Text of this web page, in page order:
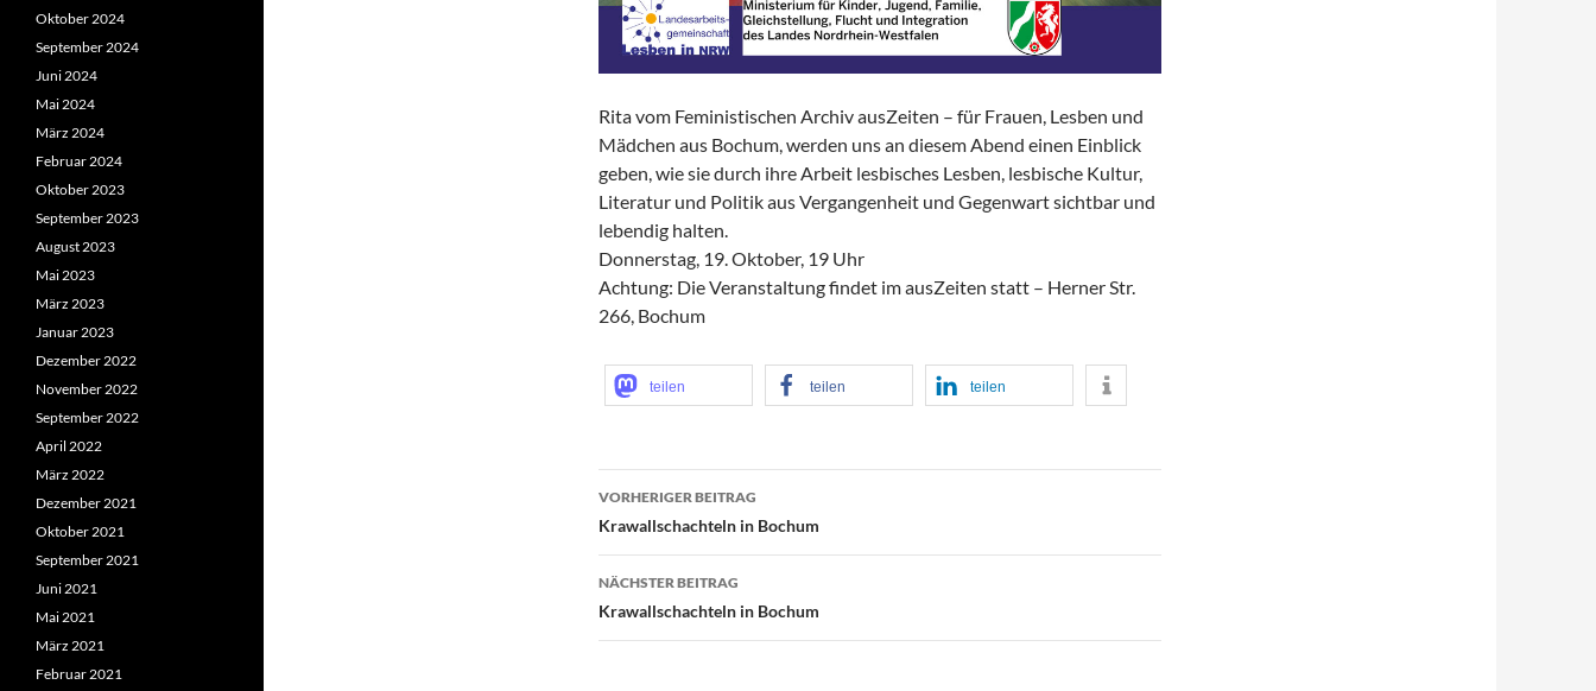
Rita vom Feministischen Archiv ausZeiten – für Frauen, Lesben und
Mädchen aus Bochum, werden uns an diesem Abend einen Einblick
geben, wie sie durch ihre Arbeit lesbisches Lesben, lesbische Kultur,
Literatur und Politik aus Vergangenheit und Gegenwart sichtbar und
lebendig halten.
Donnerstag, 19. Oktober, 19 Uhr
Achtung: Die Veranstaltung findet im ausZeiten statt – Herner Str.
266, Bochum
teilen teilen teilen
Beitragsnavigation
VORHERIGER BEITRAG
Krawallschachteln in Bochum
NÄCHSTER BEITRAG
Krawallschachteln in Bochum
Oktober 2024
September 2024
Juni 2024
Mai 2024
März 2024
Februar 2024
Oktober 2023
September 2023
August 2023
Mai 2023
März 2023
Januar 2023
Dezember 2022
November 2022
September 2022
April 2022
März 2022
Dezember 2021
Oktober 2021
September 2021
Juni 2021
Mai 2021
März 2021
Februar 2021